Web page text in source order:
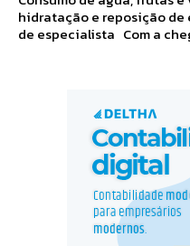
hidratação e reposição
de especialista